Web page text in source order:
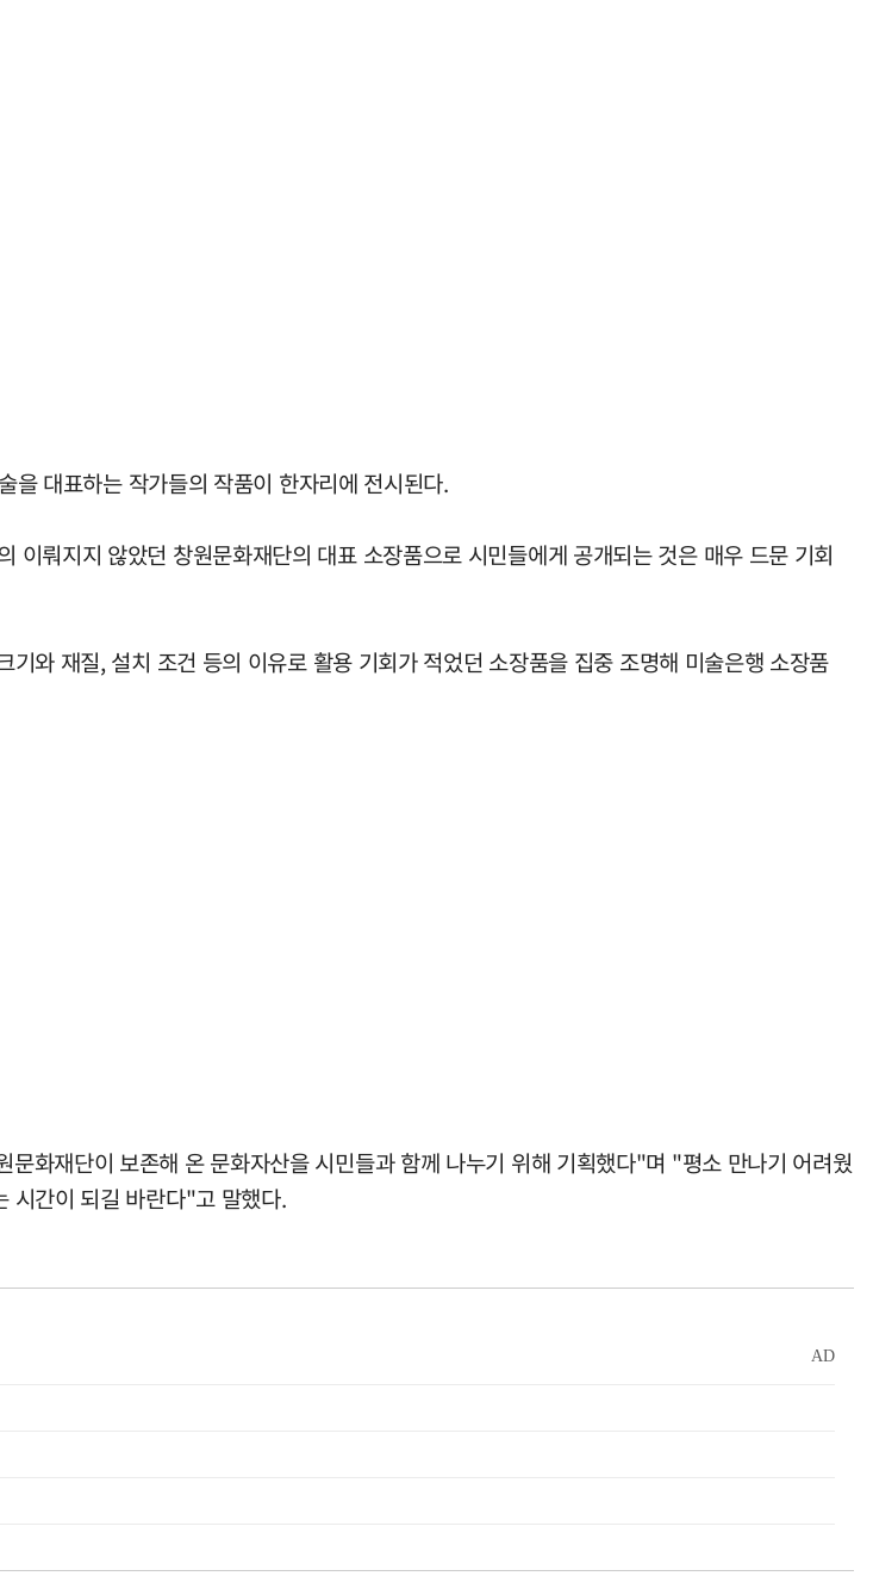
을 대표하는 작가들의 작품이 한자리에 전시된다.
뤄지지 않았던 창원문화재단의 대표 소장품으로 시민들에게 공개되는 것은 매우 드문 기회
와 재질, 설치 조건 등의 이유로 활용 기회가 적었던 소장품을 집중 조명해 미술은행 소장품
화재단이 보존해 온 문화자산을 시민들과 함께 나누기 위해 기획했다"며 "평소 만나기 어려웠
시간이 되길 바란다"고 말했다.